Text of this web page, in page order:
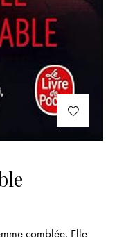
comblée. Elle